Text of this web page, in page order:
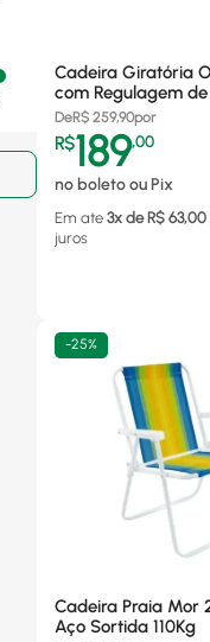
Cadeira Giratória
com Regulagem
Império Preta 1026
DeR$ 259,90por
R$189,00
no boleto ou Pix
Em ate 3x de R$ 63,00
juros
-25%
Cadeira Praia Mor
Aço Sortida 110Kg